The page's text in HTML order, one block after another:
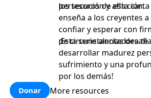
persecución y aflicción.
los tesoros de esta
enseña a los creyentes
confiar y esperar con
de circunstancias
¡Esta serie alentadora te
desarrollar madurez
sufrimiento y una
por los demás!
Donar More resources